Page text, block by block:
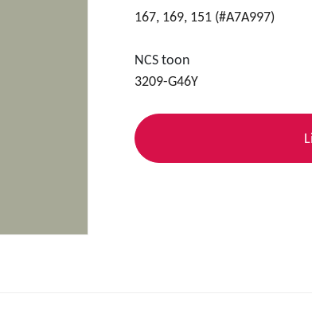
167, 169, 151 (#A7A997)
NCS toon
3209-G46Y